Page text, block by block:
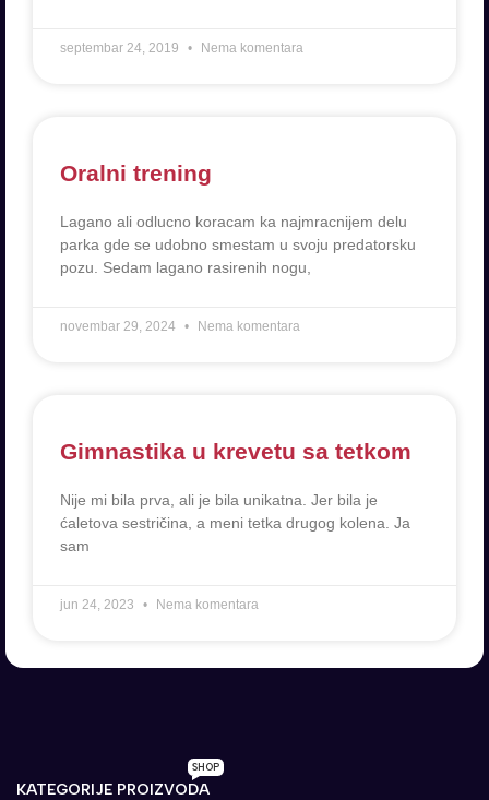
septembar 24, 2019 Nema komentara
Oralni trening
Lagano ali odlucno koracam ka najmracnijem delu
parka gde se udobno smestam u svoju predatorsku
pozu. Sedam lagano rasirenih nogu,
novembar 29, 2024 Nema komentara
Gimnastika u krevetu sa tetkom
Nije mi bila prva, ali je bila unikatna. Jer bila je
ćaletova sestričina, a meni tetka drugog kolena. Ja
sam
jun 24, 2023 Nema komentara
KATEGORIJE PROIZVODA
SHOP